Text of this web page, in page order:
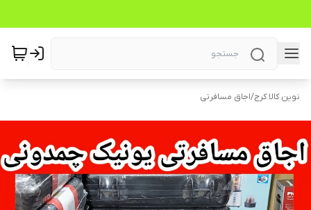
نوین کالا کرج/اجاق مسافرتی